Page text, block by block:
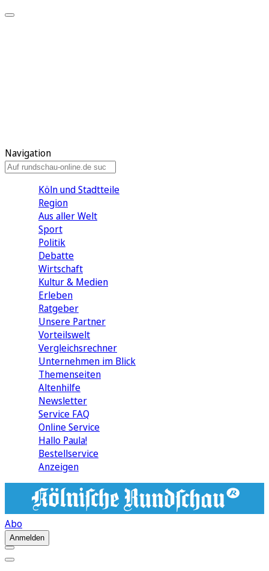
Navigation
Köln und Stadtteile
Region
Aus aller Welt
Sport
Politik
Debatte
Wirtschaft
Kultur & Medien
Erleben
Ratgeber
Unsere Partner
Vorteilswelt
Vergleichsrechner
Unternehmen im Blick
Themenseiten
Altenhilfe
Newsletter
Service FAQ
Online Service
Hallo Paula!
Bestellservice
Anzeigen
Abo
Anmelden